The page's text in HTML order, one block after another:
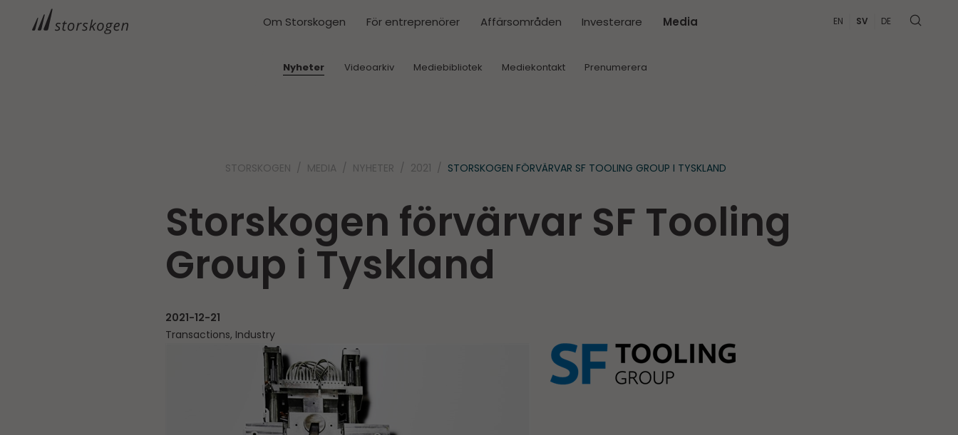
Om Storskogen För entreprenörer Affärsområden Investerare Media
Nyheter Videoarkiv Mediebibliotek Mediekontakt Prenumerera
EN SV DE
STORSKOGEN MEDIA NYHETER 2021 STORSKOGEN FÖRVÄRVAR SF TOOLING GROUP I TYSKLAND
Storskogen förvärvar SF Tooling
Group i Tyskland
2021-12-21
Transactions, Industry